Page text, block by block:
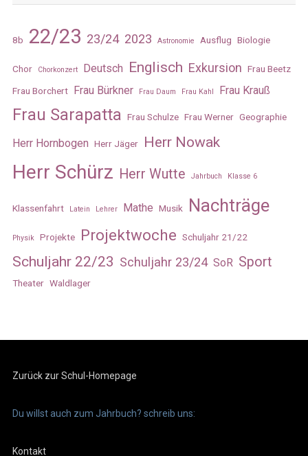
8b 22/23 23/24 2023 Astronomie Ausflug Biologie
Chor Chorkonzert Deutsch Englisch Exkursion Frau Beetz
Frau Borchert Frau Bürkner Frau Daum Frau Kahl Frau Krauß
Frau Sarapatta Frau Schulze Frau Werner Geographie
Herr Hornbogen Herr Jäger Herr Nowak
Herr Schürz Herr Wutte Jahrbuch Klasse 6
Klassenfahrt Latein Lehrer Mathe Musik Nachträge
Physik Projekte Projektwoche Schuljahr 21/22
Schuljahr 22/23 Schuljahr 23/24 SoR Sport
Theater Waldlager
Zurück zur Schul-Homepage
Du willst auch zum Jahrbuch? schreib uns:
Kontakt